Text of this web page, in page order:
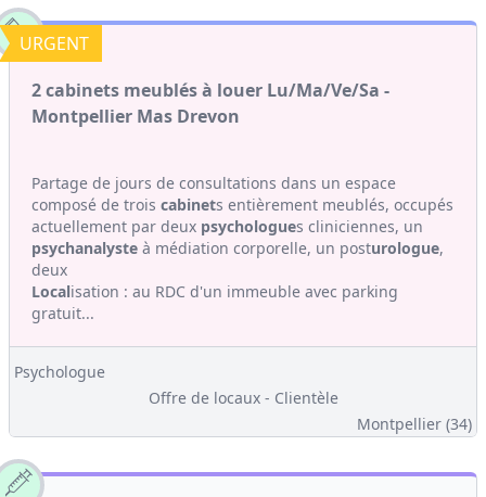
URGENT
2 cabinets meublés à louer Lu/Ma/Ve/Sa -
Montpellier Mas Drevon
Partage de jours de consultations dans un espace
composé de trois cabinets entièrement meublés, occupés
actuellement par deux psychologues cliniciennes, un
psychanalyste à médiation corporelle, un posturologue,
deux
Localisation : au RDC d'un immeuble avec parking
gratuit...
Psychologue
Offre de locaux - Clientèle
Montpellier (34)